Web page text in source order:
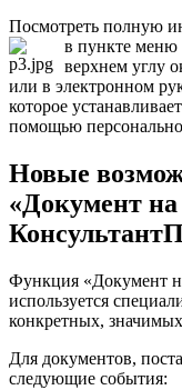
Посмотреть полную
в пункте
верхнем углу
или в электронном
которое
помощью
Новые
«Документ на
Функция «Документ
используется
конкретных,
Для документов,
следующие события: